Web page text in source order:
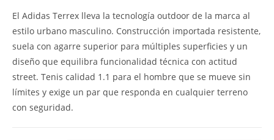
El Adidas Terrex lleva la tecnología outdoor de la marca al
estilo urbano masculino. Construcción importada resistente,
suela con agarre superior para múltiples superficies y un
diseño que equilibra funcionalidad técnica con actitud
street. Tenis calidad 1.1 para el hombre que se mueve sin
límites y exige un par que responda en cualquier terreno
con seguridad.